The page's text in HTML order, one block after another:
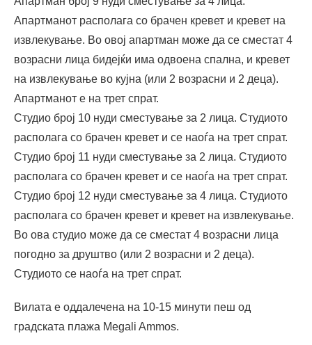
Апартманот располага со брачен кревет и кревет на
извлекување. Во овој апартман може да се сместат 4
возрасни лица бидејќи има одвоена спална, и кревет
на извлекување во кујна (или 2 возрасни и 2 деца).
Апартманот е на трет спрат.
Студио број 10 нуди сместување за 2 лица. Студиото
располага со брачен кревет и се наоѓа на трет спрат.
Студио број 11 нуди сместување за 2 лица. Студиото
располага со брачен кревет и се наоѓа на трет спрат.
Студио број 12 нуди сместување за 4 лица. Студиото
располага со брачен кревет и кревет на извлекување.
Во ова студио може да се сместат 4 возрасни лица
погодно за друштво (или 2 возрасни и 2 деца).
Студиото се наоѓа на трет спрат.
Вилата е оддалечена на 10-15 минути пеш од
градската плажа Megali Ammos.